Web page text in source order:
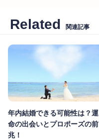
Related 関連記事
年内結婚できる可能性は？運
命の出会いとプロポーズの前
兆！